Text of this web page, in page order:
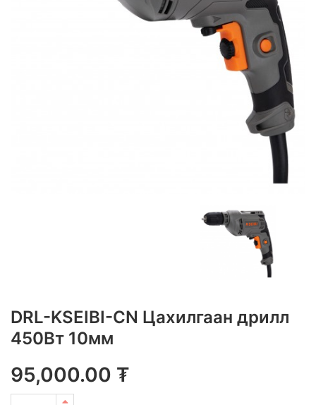
DRL-KSEIBI-CN Цахилгаан дрилл
450Вт 10мм
95,000.00 ₮